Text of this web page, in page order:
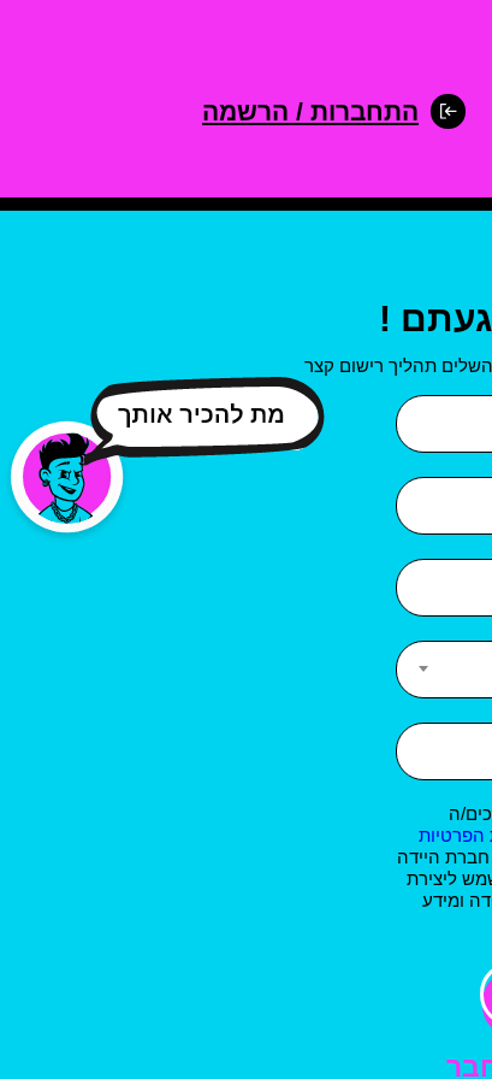
התחברות / הרשמה
!
תהליך רישום קצר
ה
הפרטיות
היידה
ליצירת
ומידע